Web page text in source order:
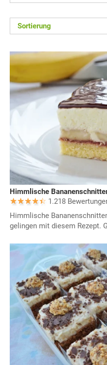
Sortierung
Himmlische
1.218
Himmlische
gelingen mit diesem Rezept.